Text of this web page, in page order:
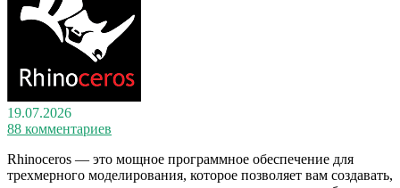
19.07.2026
88 комментариев
Rhinoceros — это мощное программное обеспечение для
трехмерного моделирования, которое позволяет вам создавать,